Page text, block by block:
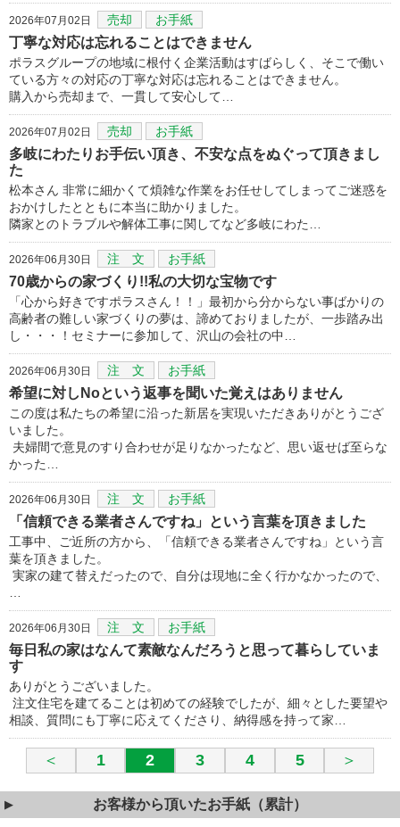
2026年07月02日 売却 お手紙
丁寧な対応は忘れることはできません
ポラスグループの地域に根付く企業活動はすばらしく、そこで働い
ている方々の対応の丁寧な対応は忘れることはできません。
購入から売却まで、一貫して安心して…
2026年07月02日 売却 お手紙
多岐にわたりお手伝い頂き、不安な点をぬぐって頂きまし
た
松本さん 非常に細かくて煩雑な作業をお任せしてしまってご迷惑を
おかけしたとともに本当に助かりました。
隣家とのトラブルや解体工事に関してなど多岐にわた…
2026年06月30日 注 文 お手紙
70歳からの家づくり!!私の大切な宝物です
「心から好きですポラスさん！！」最初から分からない事ばかりの
高齢者の難しい家づくりの夢は、諦めておりましたが、一歩踏み出
し・・・！セミナーに参加して、沢山の会社の中…
2026年06月30日 注 文 お手紙
希望に対しNoという返事を聞いた覚えはありません
この度は私たちの希望に沿った新居を実現いただきありがとうござ
いました。
夫婦間で意見のすり合わせが足りなかったなど、思い返せば至らな
かった…
2026年06月30日 注 文 お手紙
「信頼できる業者さんですね」という言葉を頂きました
工事中、ご近所の方から、「信頼できる業者さんですね」という言
葉を頂きました。
実家の建て替えだったので、自分は現地に全く行かなかったので、
2026年06月30日 注 文 お手紙
毎日私の家はなんて素敵なんだろうと思って暮らしていま
す
ありがとうございました。
注文住宅を建てることは初めての経験でしたが、細々とした要望や
相談、質問にも丁寧に応えてくださり、納得感を持って家…
＜ 1 2 3 4 5 ＞
お客様から頂いたお手紙（累計）